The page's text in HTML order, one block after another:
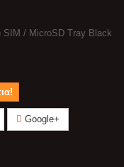
SIM / MicroSD Tray Black
Google+